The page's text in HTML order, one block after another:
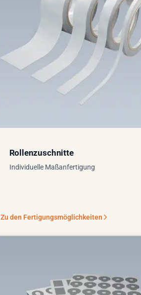
Rollenzuschnitte
Individuelle Maßanfertigung
Zu den Fertigungsmöglichkeiten